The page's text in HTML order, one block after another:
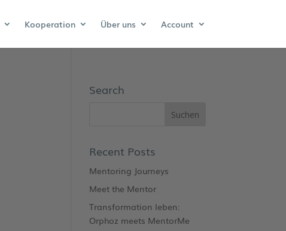
Kooperation Über uns Account
Search
Recent Posts
Mentoring Journeys
Meet the Mentor
Transformation leben:
Orphoz meets MentorMe